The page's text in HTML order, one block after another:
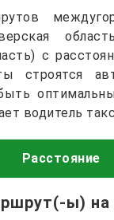
с
строятся
водитель
Расстояние
ы) на